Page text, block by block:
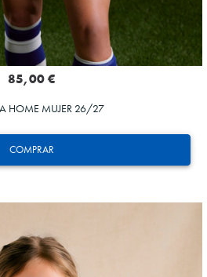
COMPRAR
85,00 €
HOME MUJER 26/27